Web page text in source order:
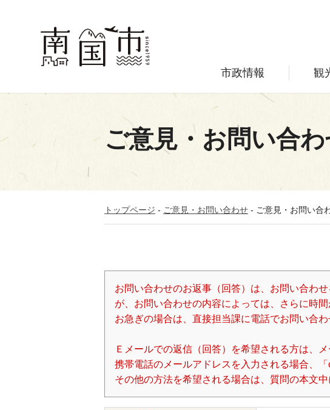
市政情報 観
ご意見・お問い合
トップページ - ご意見・お問い合わせ - ご意見・お問い合
お問い合わせのお返事（回答）は、お問い合わ
が、お問い合わせの内容によっては、さらに時間
お急ぎの場合は、直接担当課に電話でお問い合
Ｅメールでの返信（回答）を希望される方は、
携帯電話のメールアドレスを入力される場合、
その他の方法を希望される場合は、質問の本文